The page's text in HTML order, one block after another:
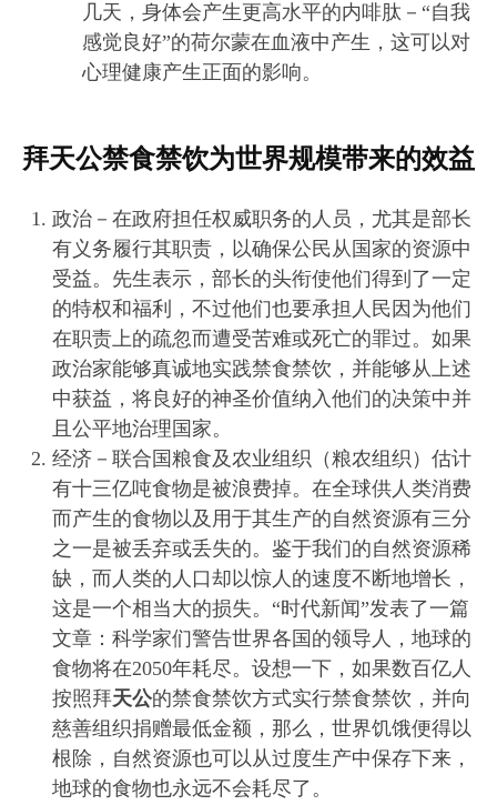
几天，身体会产生更高水平的内啡肽－“自我
感觉良好”的荷尔蒙在血液中产生，这可以对
心理健康产生正面的影响。
拜天公禁食禁饮为世界规模带来的效益
政治－在政府担任权威职务的人员，尤其是部长
有义务履行其职责，以确保公民从国家的资源中
受益。先生表示，部长的头衔使他们得到了一定
的特权和福利，不过他们也要承担人民因为他们
在职责上的疏忽而遭受苦难或死亡的罪过。如果
政治家能够真诚地实践禁食禁饮，并能够从上述
中获益，将良好的神圣价值纳入他们的决策中并
且公平地治理国家。
经济－联合国粮食及农业组织（粮农组织）估计
有十三亿吨食物是被浪费掉。在全球供人类消费
而产生的食物以及用于其生产的自然资源有三分
之一是被丢弃或丢失的。鉴于我们的自然资源稀
缺，而人类的人口却以惊人的速度不断地增长，
这是一个相当大的损失。“时代新闻”发表了一篇
文章：科学家们警告世界各国的领导人，地球的
食物将在2050年耗尽。设想一下，如果数百亿人
按照拜天公的禁食禁饮方式实行禁食禁饮，并向
慈善组织捐赠最低金额，那么，世界饥饿便得以
根除，自然资源也可以从过度生产中保存下来，
地球的食物也永远不会耗尽了。